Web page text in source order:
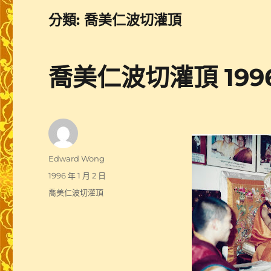
分類:喬美仁波切灌頂
喬美仁波切灌頂
作
Edward Wong
發
佈
1996 年 1 月 2 日
分
喬美仁波切灌頂